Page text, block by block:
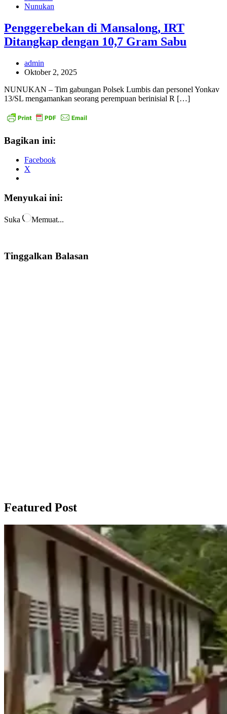
Nunukan
Penggerebekan di Mansalong, IRT
Ditangkap dengan 10,7 Gram Sabu
admin
Oktober 2, 2025
NUNUKAN – Tim gabungan Polsek Lumbis dan personel Yonkav
13/SL mengamankan seorang perempuan berinisial R […]
Bagikan ini:
Facebook
X
Menyukai ini:
Suka Memuat...
Tinggalkan Balasan
Featured Post